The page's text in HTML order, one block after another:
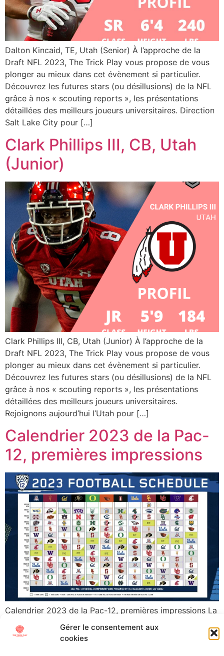
Gérer le consentement aux
cookies
Dalton Kincaid, TE, Utah (Senior) À l’approche de la
Draft NFL 2023, The Trick Play vous propose de vous
plonger au mieux dans cet évènement si particulier.
Découvrez les futures stars (ou désillusions) de la NFL
grâce à nos « scouting reports », les présentations
détaillées des meilleurs joueurs universitaires. Direction
Salt Lake City pour […]
Clark Phillips III, CB, Utah
(Junior)
Clark Phillips III, CB, Utah (Junior) À l’approche de la
Draft NFL 2023, The Trick Play vous propose de vous
plonger au mieux dans cet évènement si particulier.
Découvrez les futures stars (ou désillusions) de la NFL
grâce à nos « scouting reports », les présentations
détaillées des meilleurs joueurs universitaires.
Rejoignons aujourd’hui l’Utah pour […]
Calendrier 2023 de la Pac-
12, premières impressions
Calendrier 2023 de la Pac-12, premières impressions La
Pac-12 vient d’annoncer mercredi 18 Janvier son
calendrier pour la saison 2023, dernière danse pour